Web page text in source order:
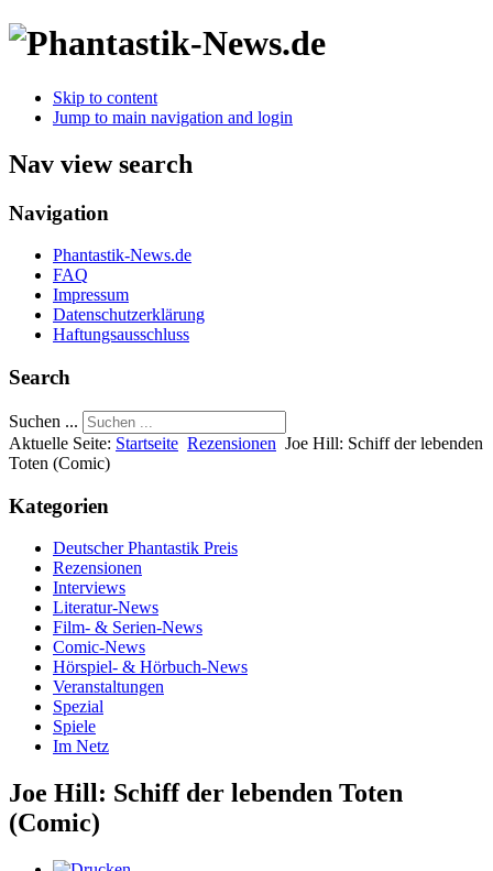
Skip to content
Jump to main navigation and login
Nav view search
Navigation
Phantastik-News.de
FAQ
Impressum
Datenschutzerklärung
Haftungsausschluss
Search
Suchen ...
Aktuelle Seite: Startseite Rezensionen Joe Hill: Schiff der lebenden
Toten (Comic)
Kategorien
Deutscher Phantastik Preis
Rezensionen
Interviews
Literatur-News
Film- & Serien-News
Comic-News
Hörspiel- & Hörbuch-News
Veranstaltungen
Spezial
Spiele
Im Netz
Joe Hill: Schiff der lebenden Toten
(Comic)